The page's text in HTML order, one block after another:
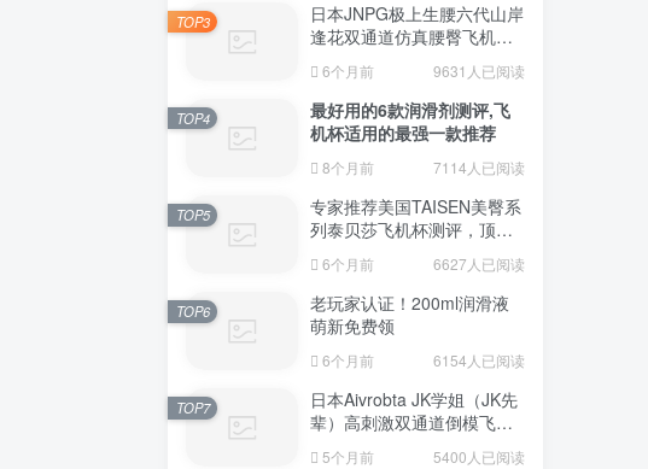
日本JNPG极上生腰六代山岸
逢花双通道仿真腰臀飞机杯
（半身款）测评适合追求极
致真实感的资深玩家
6个月前 9631人已阅读
TOP3
最好用的6款润滑剂测评,飞
机杯适用的最强一款推荐
8个月前 7114人已阅读
TOP4
专家推荐美国TAISEN美臀系
列泰贝莎飞机杯测评，顶级
品质带来极致享受!
6个月前 6627人已阅读
TOP5
老玩家认证！200ml润滑液
萌新免费领
6个月前 6154人已阅读
TOP6
日本Aivrobta JK学姐（JK先
辈）高刺激双通道倒模飞机
杯深度测评报告
5个月前 5400人已阅读
TOP7